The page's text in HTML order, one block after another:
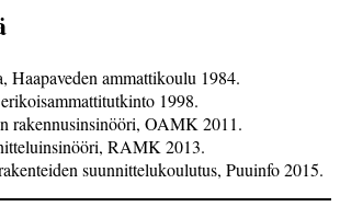
Haapaveden ammattikoulu 1984.
1998.
rakennusinsinööri, OAMK 2011.
RAMK 2013.
suunnittelukoulutus, Puuinfo 2015.